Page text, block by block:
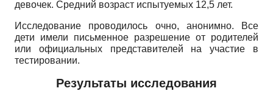
девочек. Средний возраст испытуемых 12,5 лет.
Исследование проводилось очно, анонимно. Все
дети имели письменное разрешение от родителей
или официальных представителей на участие в
тестировании.
Результаты исследования